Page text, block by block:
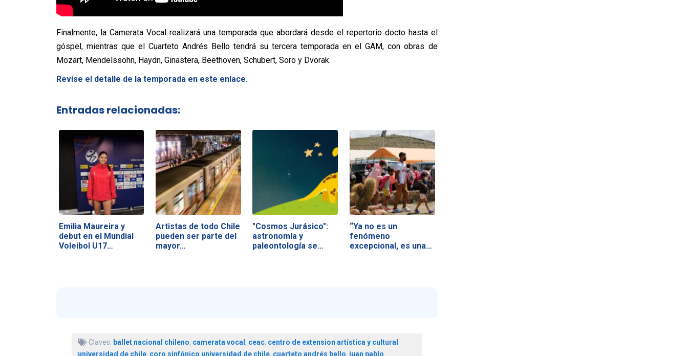
Finalmente, la Camerata Vocal realizará una temporada que abordará desde el repertorio docto hasta el
góspel, mientras que el Cuarteto Andrés Bello tendrá su tercera temporada en el GAM, con obras de
Mozart, Mendelssohn, Haydn, Ginastera, Beethoven, Schubert, Soro y Dvorak.
Revise el detalle de la temporada en este enlace.
Entradas relacionadas:
Emilia Maureira y
debut en el Mundial
Voleibol U17…
Artistas de todo Chile
pueden ser parte del
mayor…
"Cosmos Jurásico":
astronomía y
paleontología se…
“Ya no es un
fenómeno
excepcional, es una
Claves: ballet nacional chileno, camerata vocal , ceac, centro de extension artística y cultural
universidad de chile, coro sinfónico universidad de chile, cuarteto andrés bello, juan pablo